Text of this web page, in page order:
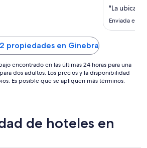
US$ 182
"La
Enviada el
propiedades en Ginebra
encontrado en las últimas 24 horas para una
dos adultos. Los precios y la disponibilidad
Es posible que se apliquen más términos.
de hoteles en